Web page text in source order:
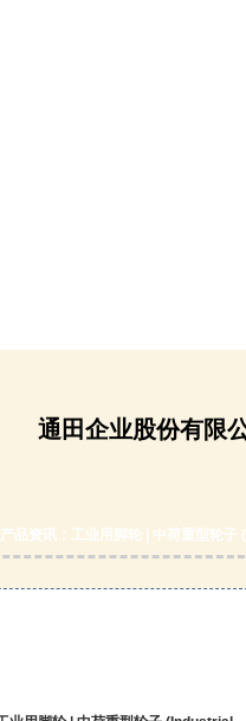
通田企业股份有限
产品资讯：工业用脚轮 | 中荷重型轮